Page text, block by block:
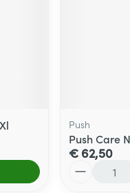
Push
Push Care
€ 62,50